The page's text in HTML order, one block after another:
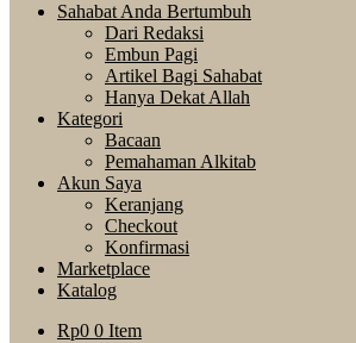
Sahabat Anda Bertumbuh
Dari Redaksi
Embun Pagi
Artikel Bagi Sahabat
Hanya Dekat Allah
Kategori
Bacaan
Pemahaman Alkitab
Akun Saya
Keranjang
Checkout
Konfirmasi
Marketplace
Katalog
Rp0 0 Item